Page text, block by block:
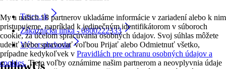
My a našich 18 partnerov ukladáme informácie v zariadení alebo k nim
pristupujeme, napríklad k jedinečným identifikátorom v súboroch
cookie, za účelom spracúvania osobných údajov. Svoj súhlas môžete
udeliť alebo spravovať voľbou Prijať alebo Odmietnuť všetko,
prípadne kedykoľvek v Pravidlách pre ochranu osobných údajov a
cookies. Tieto voľby oznámime našim partnerom a neovplyvnia údaje
Tesco.sk
Zákaznícka linka - 0800222333
Výber obchodu
followUs